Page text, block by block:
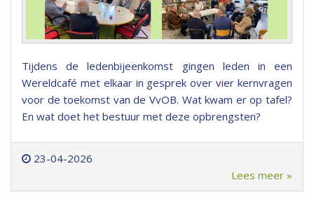
Tijdens de ledenbijeenkomst gingen leden in een
Wereldcafé met elkaar in gesprek over vier kernvragen
voor de toekomst van de VvOB. Wat kwam er op tafel?
En wat doet het bestuur met deze opbrengsten?
23-04-2026
Lees meer »